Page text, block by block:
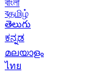
বাংলা
বதமிழ்
తెలుగు
ಕನ್ನಡ
മലയാളം
ไทย